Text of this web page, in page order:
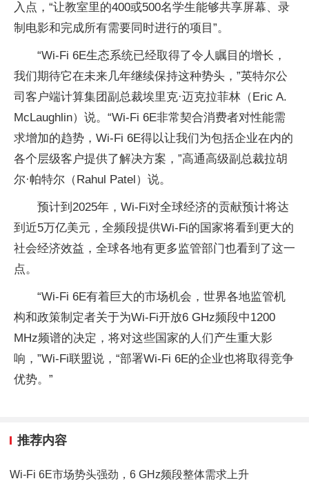
入点，“让教室里的400或500名学生能够共享屏幕、录
制电影和完成所有需要同时进行的项目”。
“Wi-Fi 6E生态系统已经取得了令人瞩目的增长，
我们期待它在未来几年继续保持这种势头，”英特尔公
司客户端计算集团副总裁埃里克·迈克拉菲林（Eric A.
McLaughlin）说。“Wi-Fi 6E非常契合消费者对性能需
求增加的趋势，Wi-Fi 6E得以让我们为包括企业在内的
各个层级客户提供了解决方案，”高通高级副总裁拉胡
尔·帕特尔（Rahul Patel）说。
预计到2025年，Wi-Fi对全球经济的贡献预计将达
到近5万亿美元，全频段提供Wi-Fi的国家将看到更大的
社会经济效益，全球各地有更多监管部门也看到了这一
点。
“Wi-Fi 6E有着巨大的市场机会，世界各地监管机
构和政策制定者关于为Wi-Fi开放6 GHz频段中1200
MHz频谱的决定，将对这些国家的人们产生重大影
响，”Wi-Fi联盟说，“部署Wi-Fi 6E的企业也将取得竞争
优势。”
推荐内容
Wi-Fi 6E市场势头强劲，6 GHz频段整体需求上升